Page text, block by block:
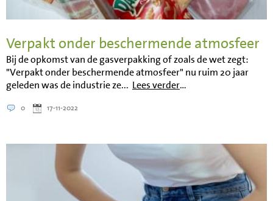
Verpakt onder beschermende atmosfeer
Bij de opkomst van de gasverpakking of zoals de wet zegt:
"Verpakt onder beschermende atmosfeer" nu ruim 20 jaar
geleden was de industrie ze... Lees verder…
0 17-11-2022